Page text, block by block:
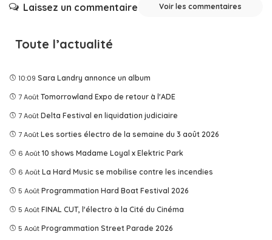
Laissez un commentaire Voir les commentaires
Toute l’actualité
10:09 Sara Landry annonce un album
7 Août Tomorrowland Expo de retour à l'ADE
7 Août Delta Festival en liquidation judiciaire
7 Août Les sorties électro de la semaine du 3 août 2026
6 Août 10 shows Madame Loyal x Elektric Park
6 Août La Hard Music se mobilise contre les incendies
5 Août Programmation Hard Boat Festival 2026
5 Août FINAL CUT, l'électro à la Cité du Cinéma
5 Août Programmation Street Parade 2026